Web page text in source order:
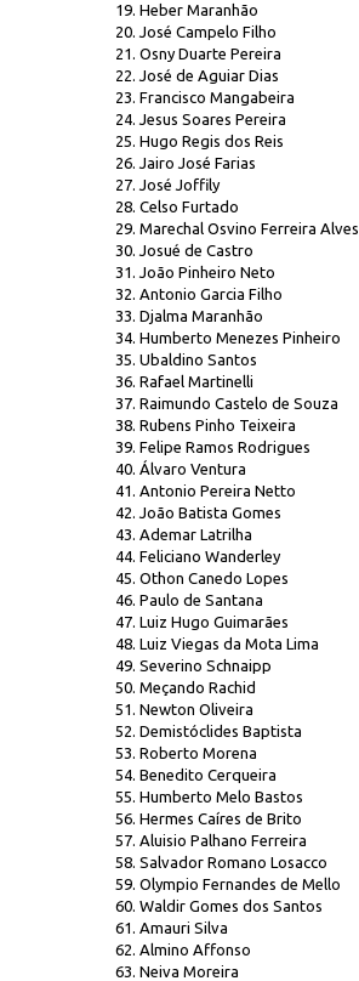
19. Heber Maranhão
20. José Campelo Filho
21. Osny Duarte Pereira
22. José de Aguiar Dias
23. Francisco Mangabeira
24. Jesus Soares Pereira
25. Hugo Regis dos Reis
26. Jairo José Farias
27. José Joffily
28. Celso Furtado
29. Marechal Osvino Ferreira Alves
30. Josué de Castro
31. João Pinheiro Neto
32. Antonio Garcia Filho
33. Djalma Maranhão
34. Humberto Menezes Pinheiro
35. Ubaldino Santos
36. Rafael Martinelli
37. Raimundo Castelo de Souza
38. Rubens Pinho Teixeira
39. Felipe Ramos Rodrigues
40. Álvaro Ventura
41. Antonio Pereira Netto
42. João Batista Gomes
43. Ademar Latrilha
44. Feliciano Wanderley
45. Othon Canedo Lopes
46. Paulo de Santana
47. Luiz Hugo Guimarães
48. Luiz Viegas da Mota Lima
49. Severino Schnaipp
50. Meçando Rachid
51. Newton Oliveira
52. Demistóclides Baptista
53. Roberto Morena
54. Benedito Cerqueira
55. Humberto Melo Bastos
56. Hermes Caíres de Brito
57. Aluisio Palhano Ferreira
58. Salvador Romano Losacco
59. Olympio Fernandes de Mello
60. Waldir Gomes dos Santos
61. Amauri Silva
62. Almino Affonso
63. Neiva Moreira